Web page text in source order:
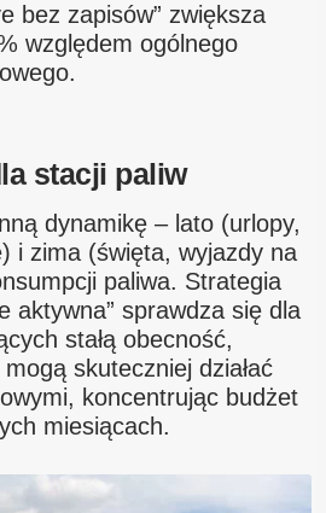
bez zapisów” zwiększa
względem ogólnego
stacji paliw
dynamikę – lato (urlopy,
i zima (święta, wyjazdy na
paliwa. Strategia
aktywna” sprawdza się dla
stałą obecność,
skuteczniej działać
koncentrując budżet
miesiącach.